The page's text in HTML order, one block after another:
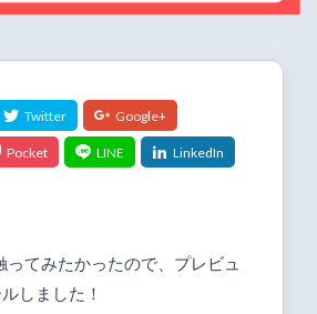
てみたかったので、プレビュ
しました！